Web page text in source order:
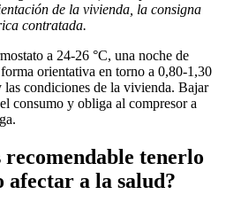
de la vivienda, la consigna
contratada.
a 24-26 °C, una noche de
orientativa en torno a 0,80-1,30
condiciones de la vivienda. Bajar
consumo y obliga al compresor a
recomendable tenerlo
afectar a la salud?